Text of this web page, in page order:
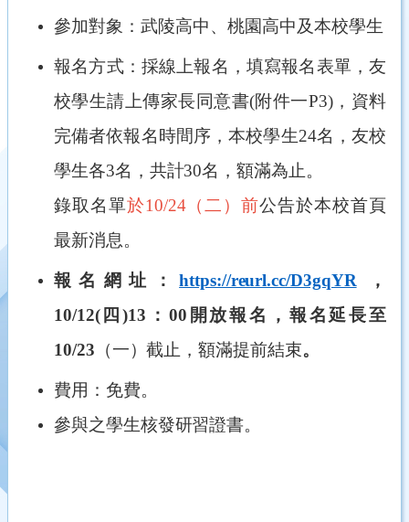
參加對象：武陵高中、桃園高中及本校學生
報名方式：採線上報名，填寫報名表單，友
校學生請上傳家長同意書(附件一P3)，資料
完備者依報名時間序，本校學生24名，友校
學生各3名，共計30名，額滿為止。
錄取名單於10/24（二）前公告於本校首頁
最新消息。
報名網址：https://reurl.cc/D3gqYR
，
10/12(四)13：00開放報名，報名延長至
10/23 （一）截止 ，額滿提前結束。
費用：免費。
參與之學生核發研習證書。